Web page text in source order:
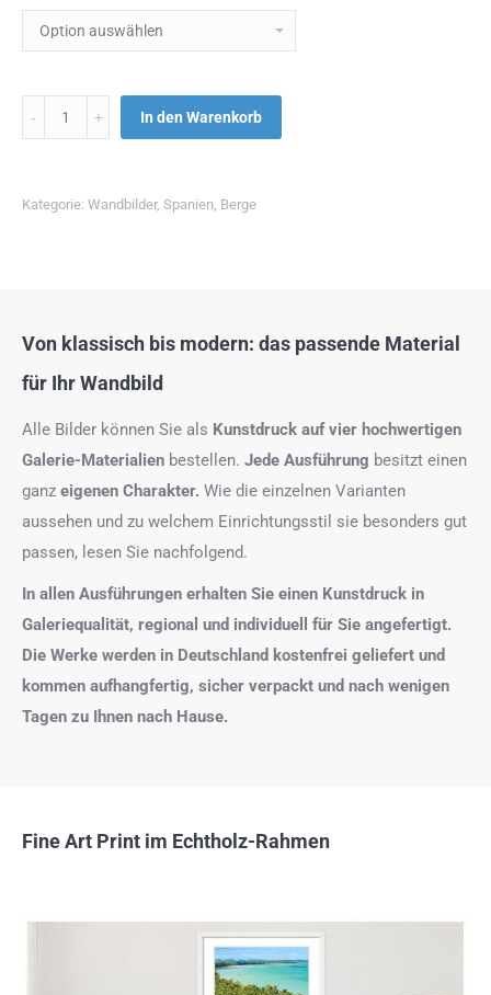
Menge In den Warenkorb
Kategorie: Wandbilder, Spanien Berge
Von klassisch bis modern: das passende Material
für Ihr Wandbild
Alle Bilder können Sie als Kunstdruck auf vier hochwertigen
Galerie-Materialien bestellen. Jede Ausführung besitzt einen
ganz eigenen Charakter. Wie die einzelnen Varianten
aussehen und zu welchem Einrichtungsstil sie besonders gut
passen, lesen Sie nachfolgend.
In allen Ausführungen erhalten Sie einen Kunstdruck in
Galeriequalität, regional und individuell für Sie angefertigt.
Die Werke werden in Deutschland kostenfrei geliefert und
kommen aufhangfertig, sicher verpackt und nach wenigen
Tagen zu Ihnen nach Hause.
Fine Art Print im Echtholz-Rahmen